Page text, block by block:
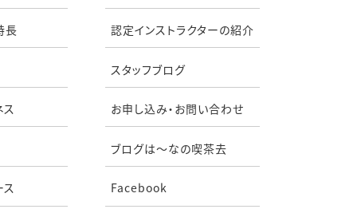
長
ス
認定インストラクターの紹介
スタッフブログ
お申し込み・お問い合わせ
ブログは〜なの喫茶去
Facebook